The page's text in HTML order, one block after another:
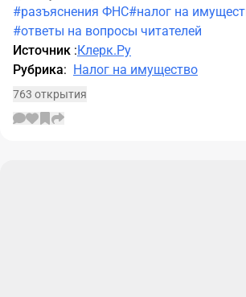
#разъяснения ФНС#налог на
#ответы на вопросы читателей
Источник :Клерк.Ру
Рубрика: Налог на имущество
763 открытия